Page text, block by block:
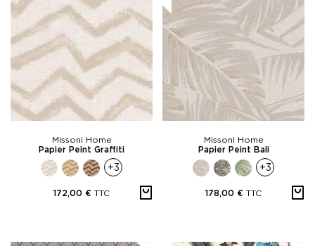
Missoni Home
Papier Peint Graffiti
+3
172,00 € TTC
Missoni Home
Papier Peint Bali
+3
178,00 € TTC